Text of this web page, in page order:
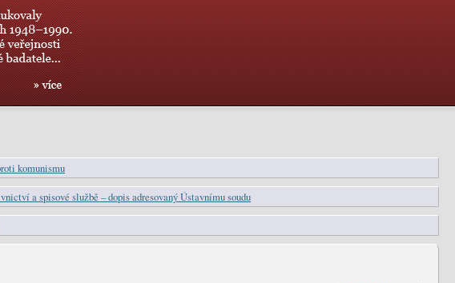
komunismu
a spisové službě – dopis adresovaný Ústavnímu soudu